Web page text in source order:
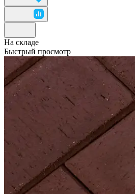
На складе
Быстрый просмотр